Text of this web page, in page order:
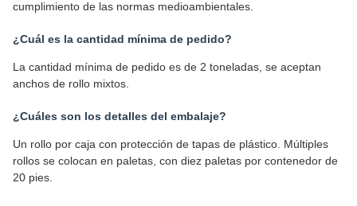
cumplimiento de las normas medioambientales.
¿Cuál es la cantidad mínima de pedido?
La cantidad mínima de pedido es de 2 toneladas, se aceptan
anchos de rollo mixtos.
¿Cuáles son los detalles del embalaje?
Un rollo por caja con protección de tapas de plástico. Múltiples
rollos se colocan en paletas, con diez paletas por contenedor de
20 pies.